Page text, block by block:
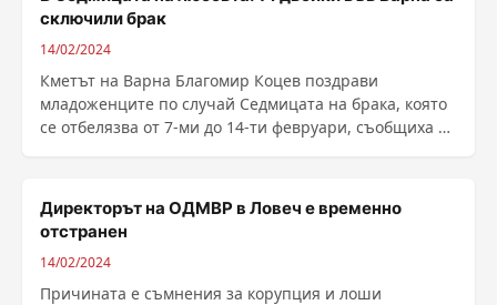
сключили брак
14/02/2024
Кметът на Варна Благомир Коцев поздрави
младоженците по случай Седмицата на брака, която
се отбелязва от 7-ми до 14-ти февруари, съобщиха от
Директорът на ОДМВР в Ловеч е временно
отстранен
14/02/2024
Причината е съмнения за корупция и лоши